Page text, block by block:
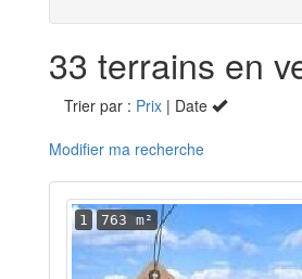
Trier par : Prix | Date
Modifier ma recherche
1 763 m²